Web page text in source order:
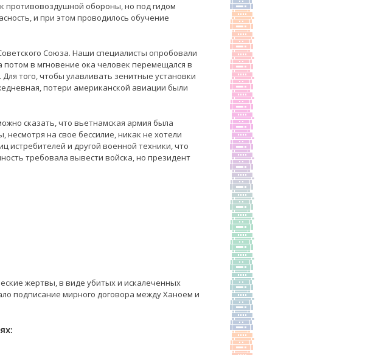
противовоздушной обороны, но под гидом
и при этом проводилось обучение
Союза. Наши специалисты опробовали
потом в мгновение ока человек перемещался в
того, чтобы улавливать зенитные установки
потери американской авиации были
сказать, что вьетнамская армия была
на свое бессилие, никак не хотели
истребителей и другой военной техники, что
требовала вывести войска, но президент
жертвы, в виде убитых и искалеченных
подписание мирного договора между Ханоем и